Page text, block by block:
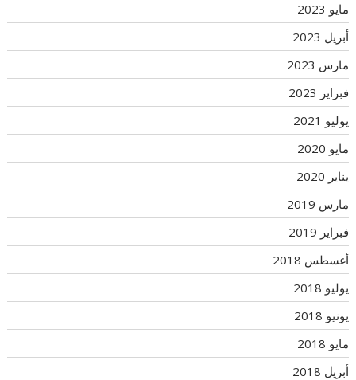
مايو 2023
أبريل 2023
مارس 2023
فبراير 2023
يوليو 2021
مايو 2020
يناير 2020
مارس 2019
فبراير 2019
أغسطس 2018
يوليو 2018
يونيو 2018
مايو 2018
أبريل 2018